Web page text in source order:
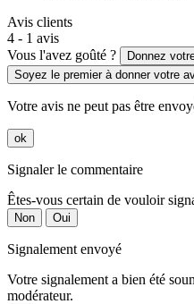
Avis clients
4 - 1 avis
Vous l'avez goûté ?
Donnez
Soyez le premier à donner votre
Votre avis ne peut pas être
ok
Signaler le commentaire
Êtes-vous certain de vouloir
Non Oui
Signalement envoyé
Votre signalement a bien été
modérateur.